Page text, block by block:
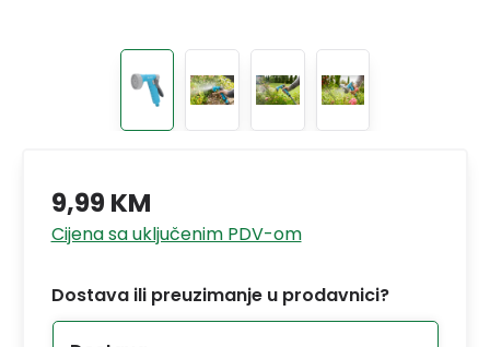
9,99 KM
Cijena sa uključenim PDV-om
Dostava ili preuzimanje u prodavnici?